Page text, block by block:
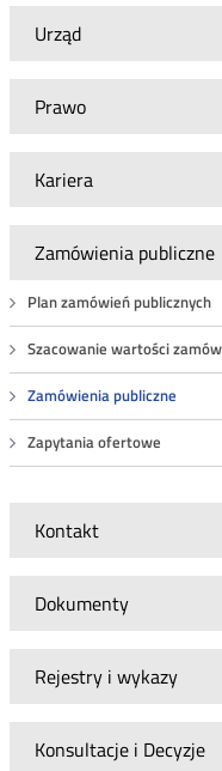
Urząd
Prawo
Kariera
Zamówienia publiczne
Plan zamówień publicznych
Szacowanie wartości
Zamówienia publiczne
Zapytania ofertowe
Kontakt
Dokumenty
Rejestry i wykazy
Konsultacje i Decyzje